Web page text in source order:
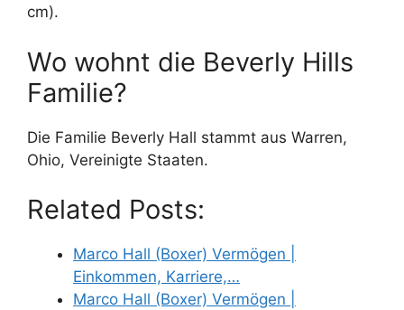
cm).
Wo wohnt die Beverly Hills
Familie?
Die Familie Beverly Hall stammt aus Warren,
Ohio, Vereinigte Staaten.
Related Posts:
Marco Hall (Boxer) Vermögen |
Einkommen, Karriere,…
Marco Hall (Boxer) Vermögen |